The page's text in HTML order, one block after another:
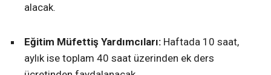
alacak.
Eğitim Müfettiş Yardımcıları: Haftada 10 saat,
aylık ise toplam 40 saat üzerinden ek ders